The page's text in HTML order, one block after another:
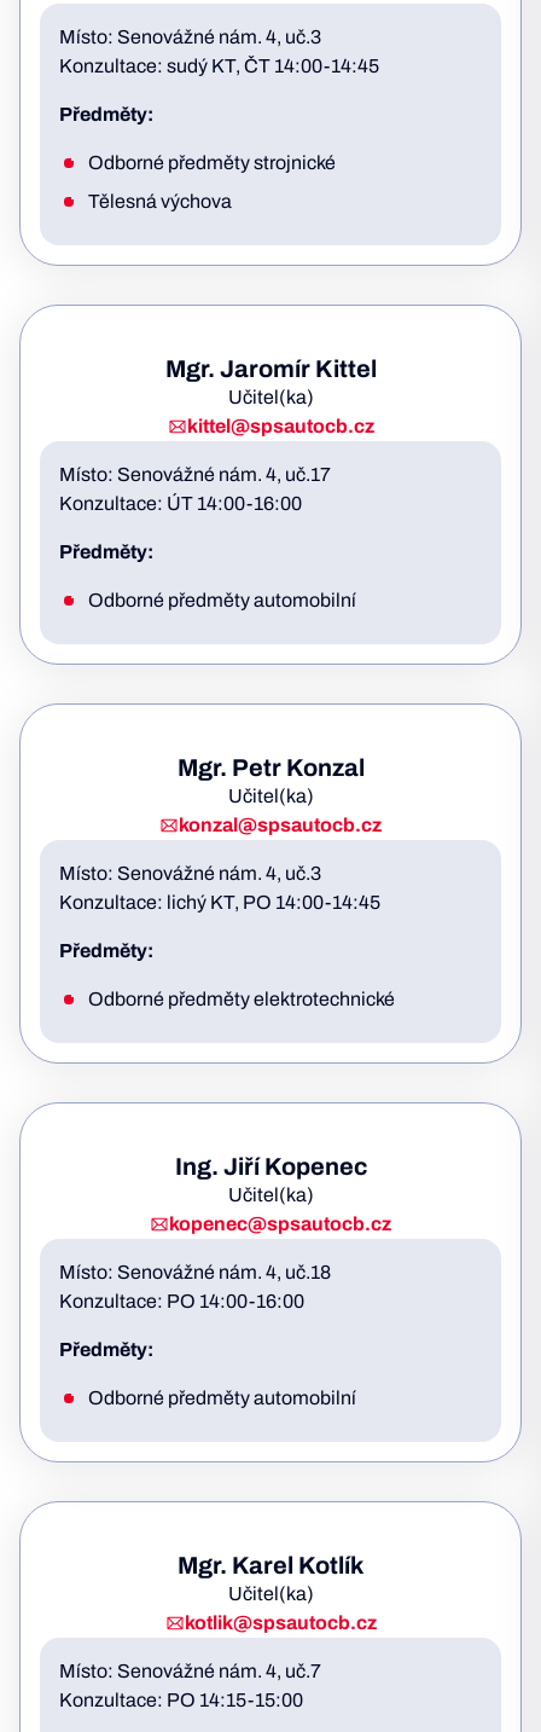
Místo: Senovážné nám. 4, uč.3
Konzultace: sudý KT, ČT 14:00-14:45
Předměty:
Odborné předměty strojnické
Tělesná výchova
Mgr. Jaromír Kittel
Učitel(ka)
kittel@spsautocb.cz
Místo: Senovážné nám. 4, uč.17
Konzultace: ÚT 14:00-16:00
Předměty:
Odborné předměty automobilní
Mgr. Petr Konzal
Učitel(ka)
konzal@spsautocb.cz
Místo: Senovážné nám. 4, uč.3
Konzultace: lichý KT, PO 14:00-14:45
Předměty:
Odborné předměty elektrotechnické
Ing. Jiří Kopenec
Učitel(ka)
kopenec@spsautocb.cz
Místo: Senovážné nám. 4, uč.18
Konzultace: PO 14:00-16:00
Předměty:
Odborné předměty automobilní
Mgr. Karel Kotlík
Učitel(ka)
kotlik@spsautocb.cz
Místo: Senovážné nám. 4, uč.7
Konzultace: PO 14:15-15:00